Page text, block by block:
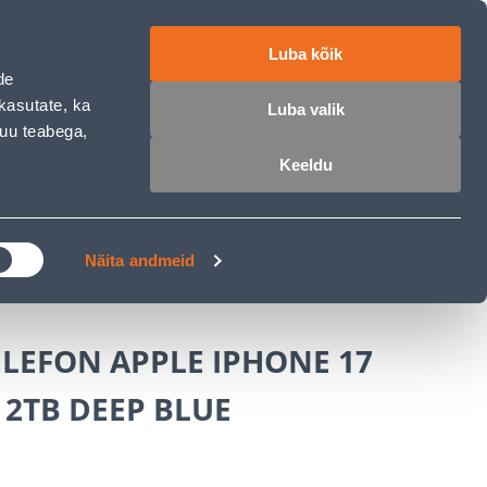
ka
teabega,
Näita andmeid
Luba kõik
Luba valik
Keeldu
ETRUEN
Войти Корзина
КЛУБ МАСТЕРОВ БЛОГИ
телефоны и аксессуары
APPLE IPHONE 17
DEEP BLUE